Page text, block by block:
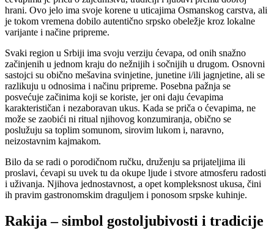
hrani. Ovo jelo ima svoje korene u uticajima Osmanskog carstva, ali
je tokom vremena dobilo autentično srpsko obeležje kroz lokalne
varijante i načine pripreme.
Svaki region u Srbiji ima svoju verziju ćevapa, od onih snažno
začinjenih u jednom kraju do nežnijih i sočnijih u drugom. Osnovni
sastojci su obično mešavina svinjetine, junetine i/ili jagnjetine, ali se
razlikuju u odnosima i načinu pripreme. Posebna pažnja se
posvećuje začinima koji se koriste, jer oni daju ćevapima
karakterističan i nezaboravan ukus. Kada se priča o ćevapima, ne
može se zaobići ni ritual njihovog konzumiranja, obično se
poslužuju sa toplim somunom, sirovim lukom i, naravno,
neizostavnim kajmakom.
Bilo da se radi o porodičnom ručku, druženju sa prijateljima ili
proslavi, ćevapi su uvek tu da okupe ljude i stvore atmosferu radosti
i uživanja. Njihova jednostavnost, a opet kompleksnost ukusa, čini
ih pravim gastronomskim draguljem i ponosom srpske kuhinje.
Rakija – simbol gostoljubivosti i tradicije